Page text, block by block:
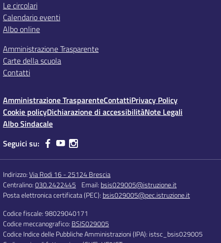
Le circolari
Calendario eventi
Albo online
Amministrazione Trasparente
Carte della scuola
Contatti
Amministrazione TrasparenteContattiPrivacy Policy
Cookie policyDichiarazione di accessibilitàNote Legali
Albo Sindacale
Seguici su:
Indirizzo:Via Rodi 16 - 25124 Brescia
Centralino:030.2422445 Email: bsis029005@istruzione.it
Posta elettronica certificata (PEC): bsis029005@pec.istruzione.it
Codice fiscale: 98029040171
Codice meccanografico: BSIS029005
Codice Indice delle Pubbliche Amministrazioni (IPA): istsc_bsis029005